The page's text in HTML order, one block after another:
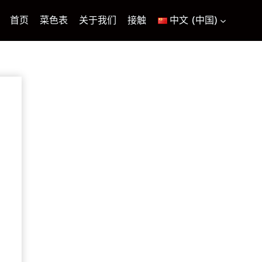
首页 菜色表 关于我们 接触 中文 (中国)